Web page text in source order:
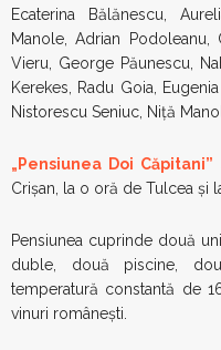
Ecaterina Bălănescu,
Manole, Adrian Podoleanu,
Vieru, George Păunescu,
Kerekes, Radu Goia,
Nistorescu Seniuc, Niță
„Pensiunea Doi Căpitani”
Crișan, la o oră de Tulcea și
Pensiunea cuprinde două
duble, două piscine,
temperatură constantă de
vinuri românești.